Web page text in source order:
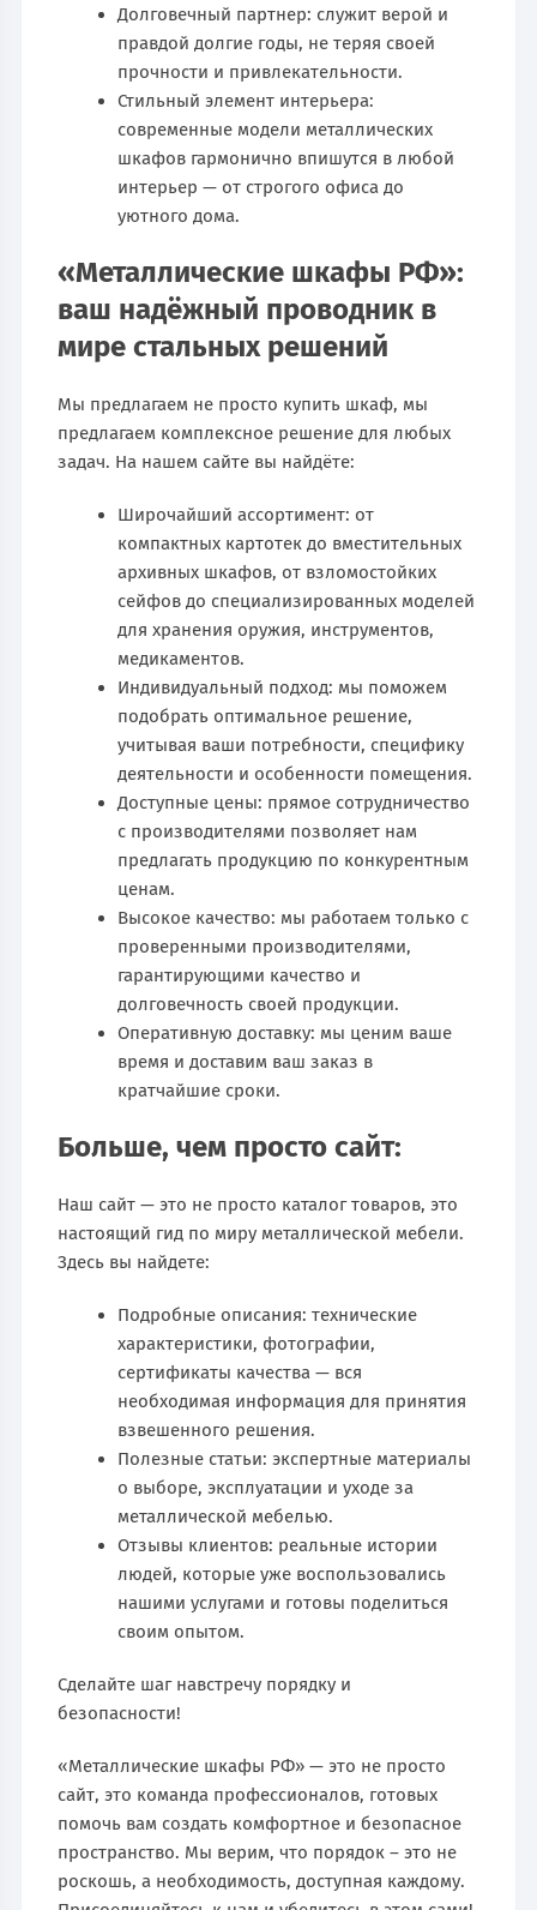
Долговечный партнер: служит верой и
правдой долгие годы, не теряя своей
прочности и привлекательности.
Стильный элемент интерьера:
современные модели металлических
шкафов гармонично впишутся в любой
интерьер — от строгого офиса до
уютного дома.
«Металлические шкафы РФ»:
ваш надёжный проводник в
мире стальных решений
Мы предлагаем не просто купить шкаф, мы
предлагаем комплексное решение для любых
задач. На нашем сайте вы найдёте:
Широчайший ассортимент: от
компактных картотек до вместительных
архивных шкафов, от взломостойких
сейфов до специализированных моделей
для хранения оружия, инструментов,
медикаментов.
Индивидуальный подход: мы поможем
подобрать оптимальное решение,
учитывая ваши потребности, специфику
деятельности и особенности помещения.
Доступные цены: прямое сотрудничество
с производителями позволяет нам
предлагать продукцию по конкурентным
ценам.
Высокое качество: мы работаем только с
проверенными производителями,
гарантирующими качество и
долговечность своей продукции.
Оперативную доставку: мы ценим ваше
время и доставим ваш заказ в
кратчайшие сроки.
Больше, чем просто сайт:
Наш сайт — это не просто каталог товаров, это
настоящий гид по миру металлической мебели.
Здесь вы найдете:
Подробные описания: технические
характеристики, фотографии,
сертификаты качества — вся
необходимая информация для принятия
взвешенного решения.
Полезные статьи: экспертные материалы
о выборе, эксплуатации и уходе за
металлической мебелью.
Отзывы клиентов: реальные истории
людей, которые уже воспользовались
нашими услугами и готовы поделиться
своим опытом.
Сделайте шаг навстречу порядку и
безопасности!
«Металлические шкафы РФ» — это не просто
сайт, это команда профессионалов, готовых
помочь вам создать комфортное и безопасное
пространство. Мы верим, что порядок – это не
роскошь, а необходимость, доступная каждому.